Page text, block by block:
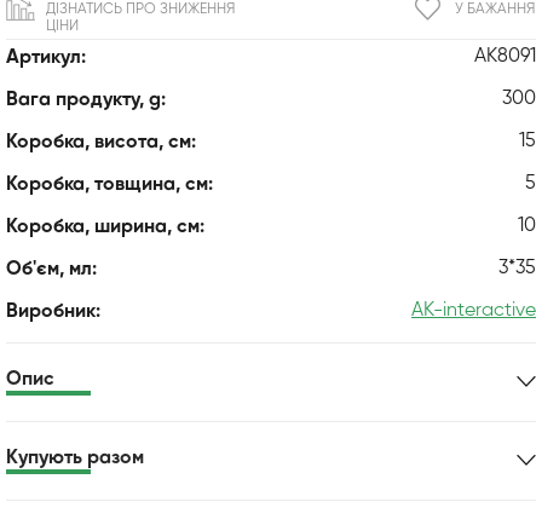
Артикул: AK8091
Вага продукту, g: 300
Коробка, висота, см: 15
Коробка, товщина, см: 5
Коробка, ширина, см: 10
Об'єм, мл: 3*35
Виробник: AK-interactive
У БАЖАННЯ
ДІЗНАТИСЬ ПРО ЗНИЖЕННЯ
ЦІНИ
Опис
Купують разом